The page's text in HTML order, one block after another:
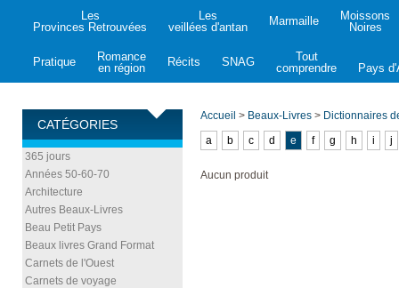
Les
Provinces Retrouvées
Les
veillées d'antan
Marmaille
Moissons
Noires
Pratique
Romance
en région
Récits SNAG
Tout
comprendre
Pays
CATÉGORIES
365 jours
Années 50-60-70
Architecture
Autres Beaux-Livres
Beau Petit Pays
Beaux livres Grand Format
Carnets de l'Ouest
Carnets de voyage
Accueil > Beaux-Livres > Dictionnaires
a
b c d e f g h i j
Aucun produit